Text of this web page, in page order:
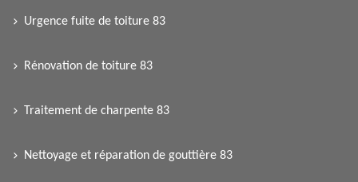
Urgence fuite de toiture 83
Rénovation de toiture 83
Traitement de charpente 83
Nettoyage et réparation de gouttière 83